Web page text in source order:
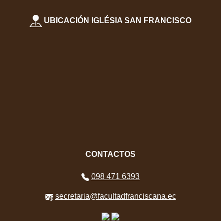
UBICACIÓN IGLÉSIA SAN FRANCISCO
CONTACTOS
098 471 6393
secretaria@facultadfranciscana.ec